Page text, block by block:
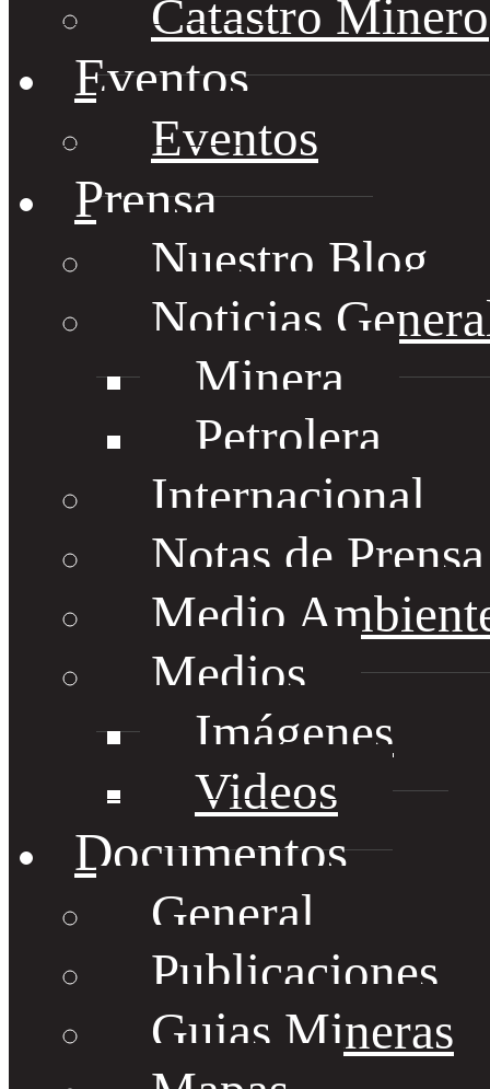
Catastro Minero
Eventos
Eventos
Prensa
Nuestro Blog
Noticias
Minera
Petrolera
Internacional
Notas de
Medio
Medios
Imágenes
Videos
Documentos
General
Publicaciones
Guias Mineras